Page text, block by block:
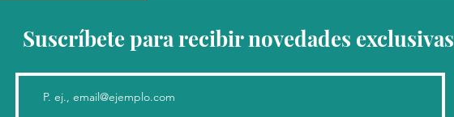
Suscríbete para recibir novedades exclusivas